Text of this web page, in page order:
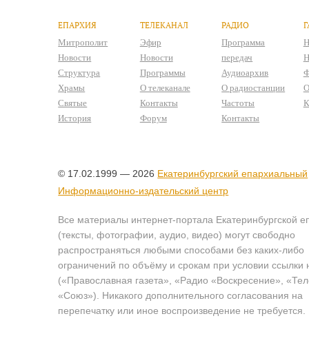
ЕПАРХИЯ
Митрополит
Новости
Структура
Храмы
Святые
История
ТЕЛЕКАНАЛ
Эфир
Новости
Программы
О телеканале
Контакты
Форум
РАДИО
Программа
передач
Аудиоархив
О радиостанции
Частоты
Контакты
© 17.02.1999 — 2026 Екатеринбургский епархиальный
Информационно-издательский центр
Все материалы интернет-портала Екатеринбургской
(тексты, фотографии, аудио, видео) могут свободно
распространяться любыми способами без каких-либо
ограничений по объёму и срокам при условии ссылки
(«Православная газета», «Радио «Воскресение»,
«Союз»). Никакого дополнительного согласования на
перепечатку или иное воспроизведение не требуется.